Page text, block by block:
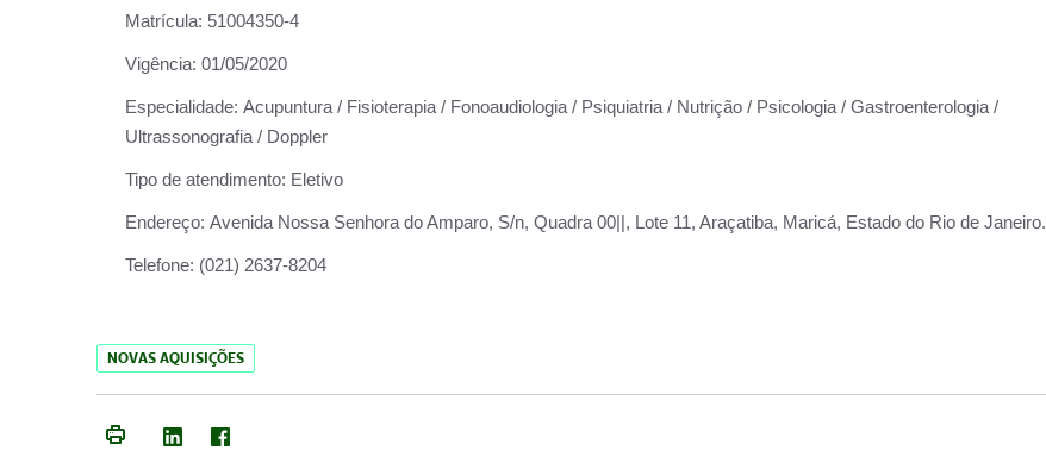
Matrícula: 51004350-4
Vigência: 01/05/2020
Especialidade: Acupuntura / Fisioterapia / Fonoaudiologia / Psiquiatria / Nutrição / Psicologia / Gastroenterologia /
Ultrassonografia / Doppler
Tipo de atendimento: Eletivo
Endereço: Avenida Nossa Senhora do Amparo, S/n, Quadra 00||, Lote 11, Araçatiba, Maricá, Estado do Rio de Janeiro.
Telefone: (021) 2637-8204
NOVAS AQUISIÇÕES